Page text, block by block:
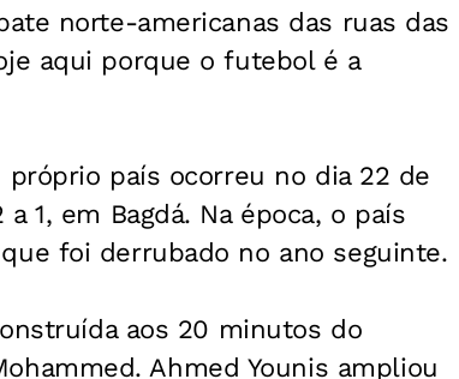
norte-americanas das ruas das
aqui porque o futebol é a
país ocorreu no dia 22 de
1, em Bagdá. Na época, o país
foi derrubado no ano seguinte.
aos 20 minutos do
Ahmed Younis ampliou